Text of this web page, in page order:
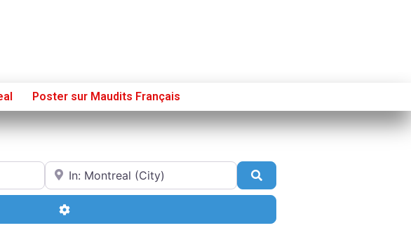
Poster sur Maudits Français
Poster sur French Morning
Near
Advanced Filters